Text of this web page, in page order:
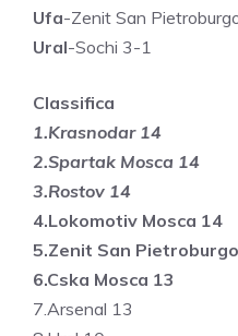
Ufa-Zenit San
Ural-Sochi 3-1
Classifica
1.Krasnodar 14
2.Spartak Mosca 14
3.Rostov 14
4.Lokomotiv Mosca 14
5.Zenit San
6.Cska Mosca 13
7.Arsenal 13